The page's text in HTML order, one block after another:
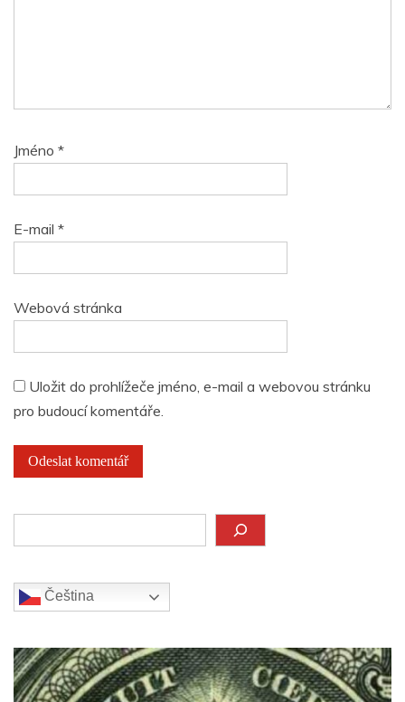
Jméno *
E-mail *
Webová stránka
Uložit do prohlížeče jméno, e-mail a webovou stránku
pro budoucí komentáře.
Čeština‎